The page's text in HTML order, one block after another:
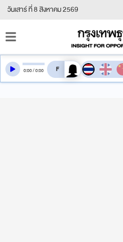
วันเสาร์ ที่ 8 สิงหาคม 2569
0:00/0:00 สลับเสียงอ่าน